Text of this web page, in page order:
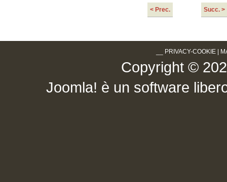
< Prec. Succ. >
PRIVACY-COOKIE
Copyright ©
Joomla! è un software